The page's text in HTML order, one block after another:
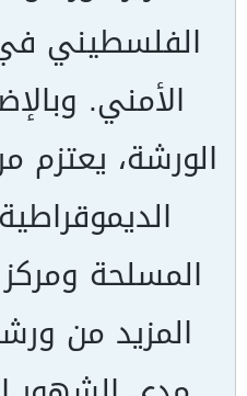
الفلسطيني
الأمني.
الورشة، يعتزم
المسلحة
المزيد من